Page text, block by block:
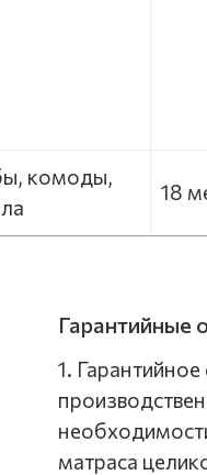
комоды,
18
Гарантийные
1.
матраса